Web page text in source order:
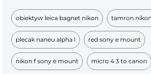
obiektyw leica bagnet nikon tamron
plecak naneu alpha l red sony e mount
nikon f sony e mount micro 4 3 to canon